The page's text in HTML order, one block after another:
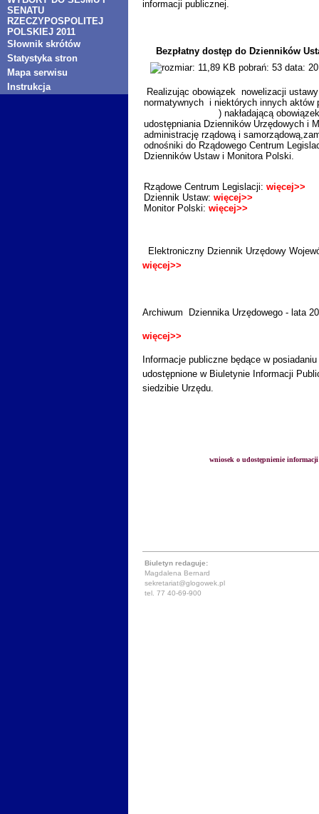
SENATU
RZECZYPOSPOLITEJ
POLSKIEJ 2011
Słownik skrótów
Statystyka stron
Mapa serwisu
Instrukcja
informacji publicznej.
Bezpłatny dostęp do Dzienników
Realizując obowiązek nowelizacji
normatywnych i niektórych innych aktów
) nakładającą
udostępniania Dzienników Urzędowych i
administrację rządową i
odnośniki do Rządowego Centrum
Dzienników Ustaw i Monitora Polski.
Rządowe Centrum Legislacji: więcej>>
Dziennik Ustaw: więcej>>
Monitor Polski: więcej>>
Elektroniczny Dziennik Urzędowy
więcej>>
Archiwum Dziennika Urzędowego - lata
więcej>>
Informacje publiczne będące w
udostępnione w Biuletynie Informacji
siedzibie Urzędu.
wniosek o udostępnienie
Biuletyn redaguje:
Magdalena Bernard
sekretariat@glogowek.pl
tel. 77 40-69-900